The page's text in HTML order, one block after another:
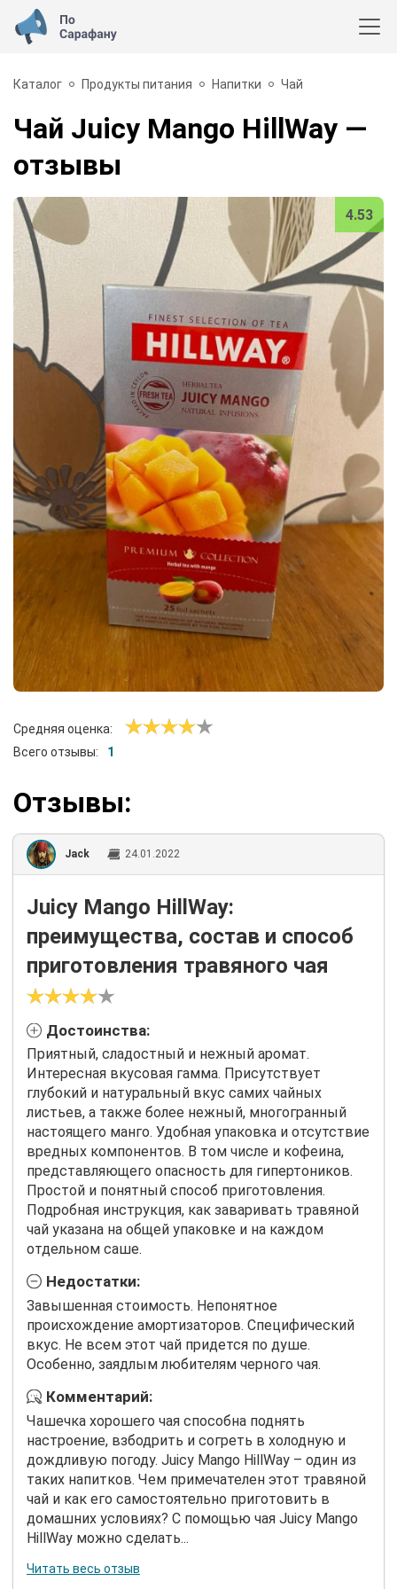
Каталог Продукты питания Напитки Чай
Чай Juicy Mango HillWay —
отзывы
4.53
Средняя оценка:
Всего отзывы:
1
Отзывы:
Jack 24.01.2022
Juicy Mango HillWay:
преимущества, состав и способ
приготовления травяного чая
Достоинства:
Приятный, сладостный и нежный аромат.
Интересная вкусовая гамма. Присутствует
глубокий и натуральный вкус самих чайных
листьев, а также более нежный, многогранный
настоящего манго. Удобная упаковка и отсутствие
вредных компонентов. В том числе и кофеина,
представляющего опасность для гипертоников.
Простой и понятный способ приготовления.
Подробная инструкция, как заваривать травяной
чай указана на общей упаковке и на каждом
отдельном саше.
Недостатки:
Завышенная стоимость. Непонятное
происхождение амортизаторов. Специфический
вкус. Не всем этот чай придется по душе.
Особенно, заядлым любителям черного чая.
Комментарий:
Чашечка хорошего чая способна поднять
настроение, взбодрить и согреть в холодную и
дождливую погоду. Juicy Mango HillWay – один из
таких напитков. Чем примечателен этот травяной
чай и как его самостоятельно приготовить в
домашних условиях? С помощью чая Juicy Mango
HillWay можно сделать...
Читать весь отзыв